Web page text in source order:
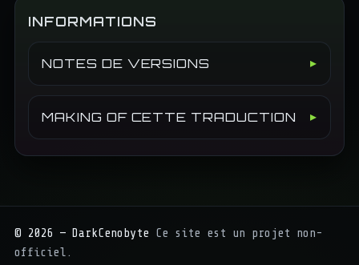
INFORMATIONS
NOTES DE VERSIONS
MAKING OF CETTE TRADUCTION
© 2026 — DarkCenobyte Ce site est un projet non-
officiel.